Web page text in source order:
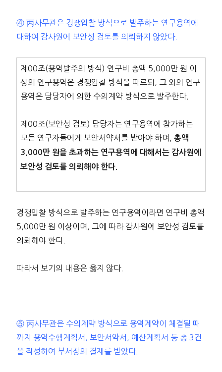
④ 丙사무관은 경쟁입찰 방식으로 발주하는 연구용역에
대하여 감사원에 보안성 검토를 의뢰하지 않았다.
제00조(용역발주의 방식) 연구비 총액 5,000만 원 이
상의 연구용역은 경쟁입찰 방식을 따르되, 그 외의 연구
용역은 담당자에 의한 수의계약 방식으로 발주한다.
제00조(보안성 검토) 담당자는 연구용역에 참가하는
모든 연구자들에게 보안서약서를 받아야 하며, 총액
3,000만 원을 초과하는 연구용역에 대해서는 감사원에
보안성 검토를 의뢰해야 한다.
경쟁입찰 방식으로 발주하는 연구용역이라면 연구비 총액
5,000만 원 이상이며, 그에 따라 감사원에 보안성 검토를
의뢰해야 한다.
따라서 보기의 내용은 옳지 않다.
⑤ 丙사무관은 수의계약 방식으로 용역계약이 체결될 때
까지 용역수행계획서, 보안서약서, 예산계획서 등 총 3건
을 작성하여 부서장의 결재를 받았다.